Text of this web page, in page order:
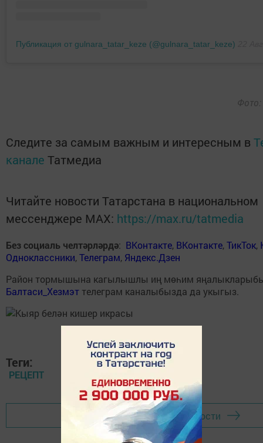
Публикация от gulnara_tatar_keze (@gulnara_tatar_keze)
Фото:
Следите за самым важным и интересным в
канале Татмедиа
Читайте новости Татарстана в национальном
мессенджере MАХ: https://max.ru/tatmedia
Без социаль челтәрләрдә: ВКонтакте, ВКонтакте,ТикТок,
Одноклассники,Телеграм, Яндекс.Дзен
Район тормышына кагылышлы иң мөһим
Балтаси_Хезмэт телеграм каналыбызда да укыгыз.
Теги:
РЕЦЕПТ
Перейти на страницу новости